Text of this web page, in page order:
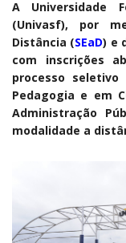
A Universidade
(Univasf), por
Distância (SEaD) e
com inscrições
processo
Pedagogia e em
Administração
modalidade a